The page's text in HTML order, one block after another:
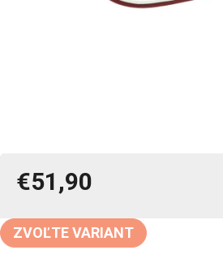
€51,90
cena:
ZVOĽTE VARIANT